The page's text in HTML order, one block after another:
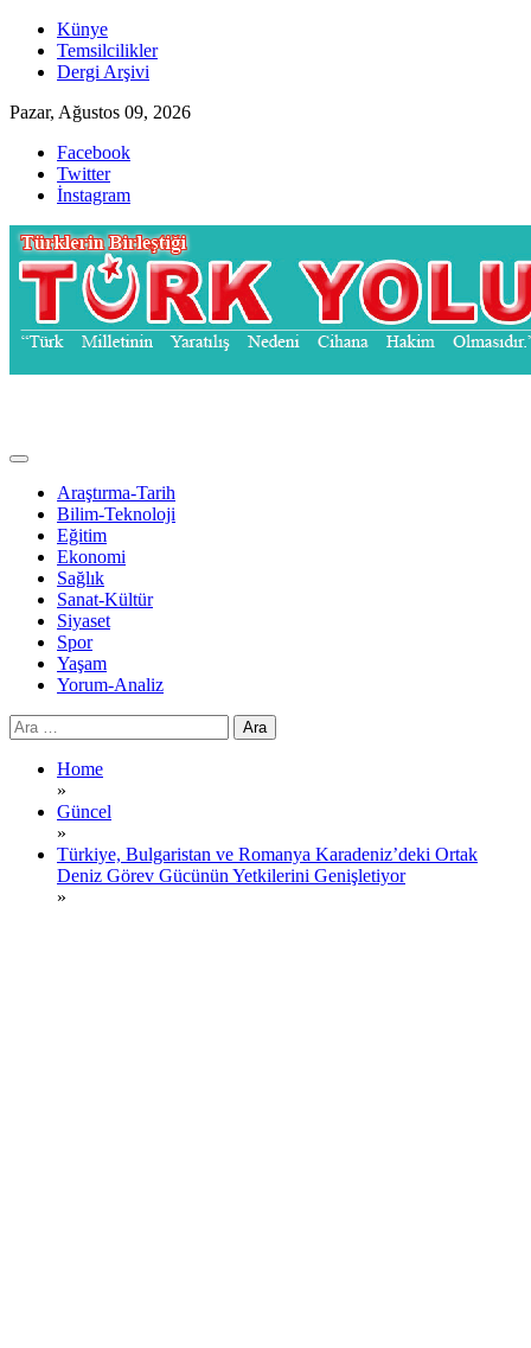
Skip
content
Künye
Temsilcilikler
Dergi Arşivi
Pazar, Ağustos 09, 2026
Facebook
Twitter
İnstagram
Araştırma-Tarih
Bilim-Teknoloji
Eğitim
Ekonomi
Sağlık
Sanat-Kültür
Siyaset
Spor
Yaşam
Yorum-Analiz
Arama:
Home
»
Güncel
»
Türkiye, Bulgaristan ve Romanya Karadeniz’deki Ortak
Deniz Görev Gücünün Yetkilerini Genişletiyor
»